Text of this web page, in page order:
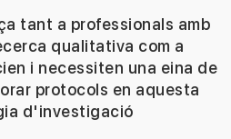
tant a professionals amb
qualitativa com a
i necessiten una eina de
protocols en aquesta
d'investigació